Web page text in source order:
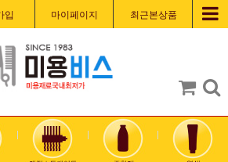
입 마이페이지 최근본상품